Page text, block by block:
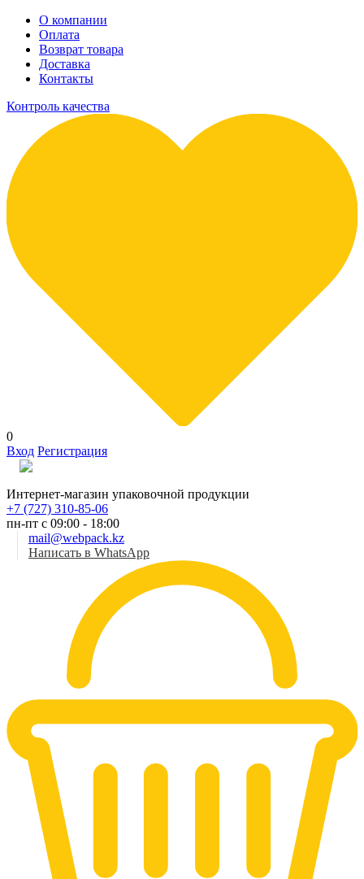
О компании
Оплата
Возврат товара
Доставка
Контакты
Контроль качества
0
Вход Регистрация
Интернет-магазин упаковочной продукции
+7 (727) 310-85-06
пн-пт с 09:00 - 18:00
mail@webpack.kz
Написать в WhatsApp